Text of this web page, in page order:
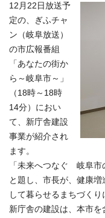
12月22日放送予
定の、ぎふチャ
ン（岐阜放送）
の市広報番組
「あなたの街か
ら～岐阜市～」
（18時～18時
14分）におい
て、新庁舎建設
事業が紹介され
ます。
「未来へつなぐ 岐阜市
と題し、市長が、健康
して暮らせるまちづくり
新庁舎の建設は、本市